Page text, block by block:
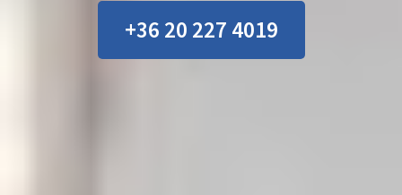
+36 20 227 4019